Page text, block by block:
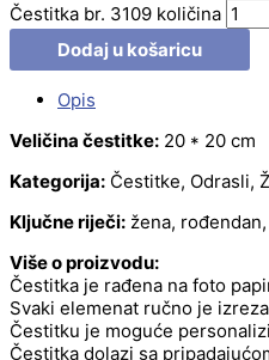
Čestitka br. 3109 količina
Dodaj u košaricu
Opis
Veličina čestitke: 20 * 20 cm
Kategorija: Čestitke, Odrasli,
Ključne riječi: žena,
Više o proizvodu:
Čestitka je rađena na foto
Svaki elemenat ručno je
Čestitku je moguće
Čestitka dolazi sa